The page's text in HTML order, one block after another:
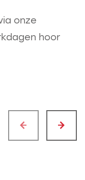
divisie
of
is
onze
hoor